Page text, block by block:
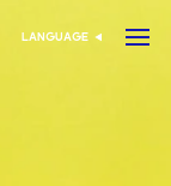
اختر اللغة
LANGUAGE